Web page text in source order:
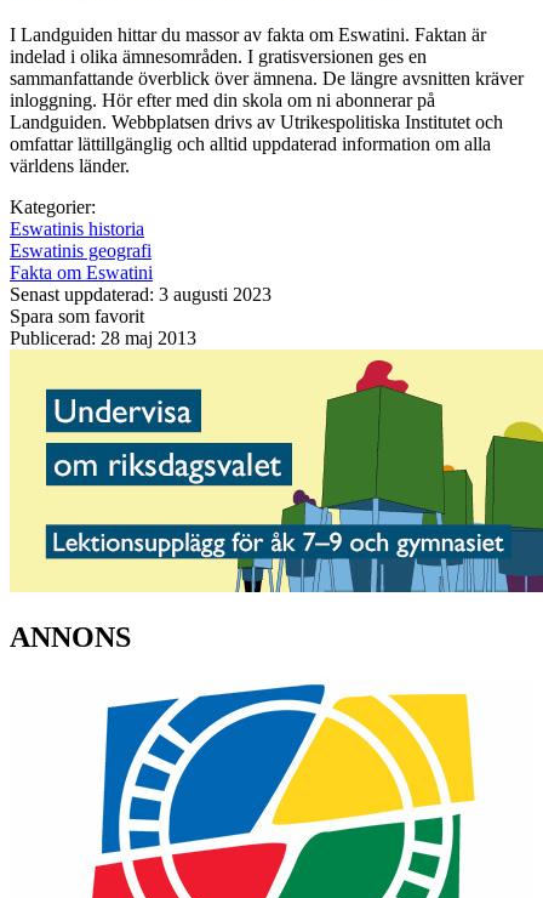
I Landguiden hittar du massor av fakta om Eswatini. Faktan är
indelad i olika ämnesområden. I gratisversionen ges en
sammanfattande överblick över ämnena. De längre avsnitten kräver
inloggning. Hör efter med din skola om ni abonnerar på
Landguiden. Webbplatsen drivs av Utrikespolitiska Institutet och
omfattar lättillgänglig och alltid uppdaterad information om alla
världens länder.
Kategorier:
Eswatinis historia
Eswatinis geografi
Fakta om Eswatini
Senast uppdaterad: 3 augusti 2023
Spara som favorit
Publicerad: 28 maj 2013
ANNONS